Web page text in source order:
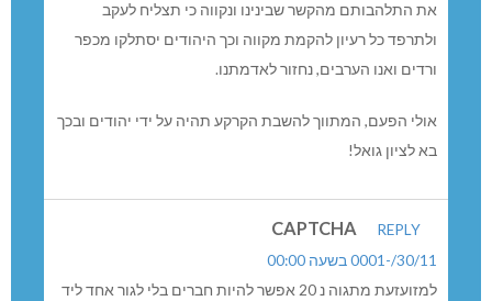
התלהבותם מהקשר שבינינו ונקווה כי תצליח לעקב
כל רעיון להקמת מקווה וכך היהודים יסתלקו מכפר
ואנו הערבים, נחזור לאדמתנו.
הפעם, המתווך להשבת הקרקע תהיה על ידי יהודים ובכך
לציון גואל!
CAPTCHA
למזועזעת מתגוה נ 20 אפשר להיות חברים בלי לגור אחד ליד